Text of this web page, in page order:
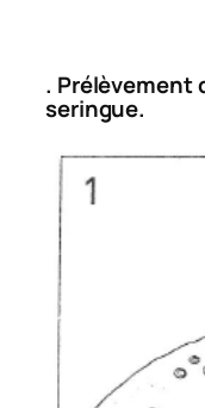
. Prélèvement
seringue.